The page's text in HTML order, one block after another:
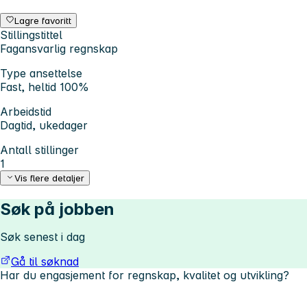
Lagre favoritt
Stillingstittel
Fagansvarlig regnskap
Type ansettelse
Fast, heltid 100%
Arbeidstid
Dagtid, ukedager
Antall stillinger
1
Vis flere detaljer
Søk på jobben
Søk senest i dag
Gå til søknad
Har du engasjement for regnskap, kvalitet og utvikling?